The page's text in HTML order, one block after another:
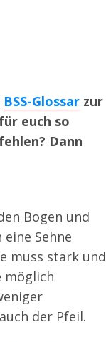
BSS-Glossar zur
euch so
Dann
Bogen und
Sehne
muss stark und
möglich
der Pfeil.